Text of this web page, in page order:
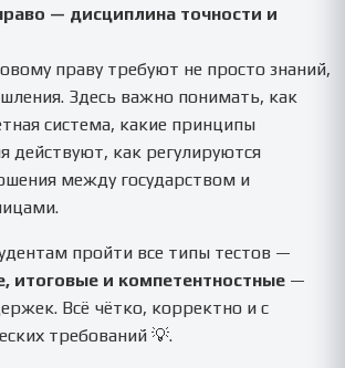
— дисциплина точности и
праву требуют не просто знаний,
Здесь важно понимать, как
система, какие принципы
действуют, как регулируются
между государством и
пройти все типы тестов —
итоговые и компетентностные —
Всё чётко, корректно и с
требований 💡.